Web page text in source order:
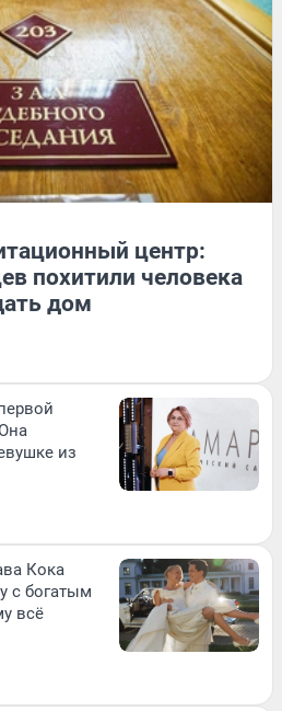
центр:
похитили человека
дом
из
Кока
с богатым
всё